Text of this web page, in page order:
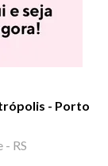
- Porto
RS